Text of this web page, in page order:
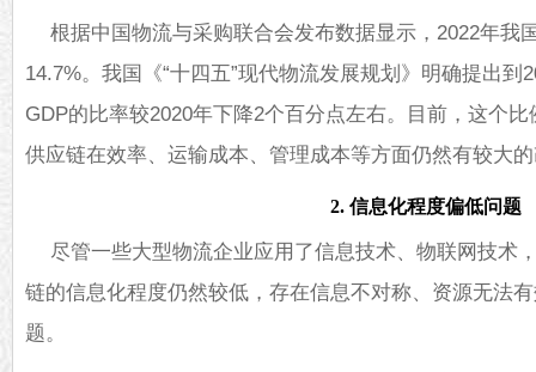
根据中国物流与采购联合会发布数据显示，2022年我
14.7%。我国《“十四五”现代物流发展规划》明确提出到
GDP的比率较2020年下降2个百分点左右。目前，这个
供应链在效率、运输成本、管理成本等方面仍然有较大
2. 信息化程度偏低问题
尽管一些大型物流企业应用了信息技术、物联网技术
链的信息化程度仍然较低，存在信息不对称、资源无法
题。